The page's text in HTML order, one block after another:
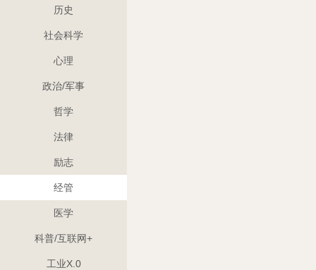
历史
社会科学
心理
政治/军事
哲学
法律
励志
经管
医学
科普/互联网+
工业X.0